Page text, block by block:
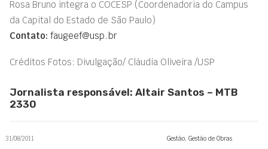
Rosa Bruno integra o COCESP (Coordenadoria do Campus
da Capital do Estado de São Paulo)
Contato: faugeef@usp.br
Créditos Fotos: Divulgação/ Cláudia Oliveira /USP
Jornalista responsável: Altair Santos – MTB
2330
31/08/2011 Gestão, Gestão de Obras